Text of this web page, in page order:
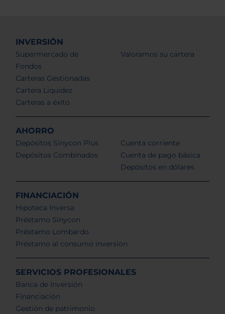
INVERSIÓN
Supermercado de
Fondos
Carteras Gestionadas
Cartera Liquidez
Carteras a éxito
Valoramos su cartera
AHORRO
Depósitos Sinycon Plus
Depósitos Combinados
Cuenta corriente
Cuenta de pago básica
Depósitos en dólares
FINANCIACIÓN
Hipoteca Inversa
Préstamo Sinycon
Préstamo Lombardo
Préstamo al consumo inversion
SERVICIOS PROFESIONALES
Banca de Inversión
Financiación
Gestión de patrimonio